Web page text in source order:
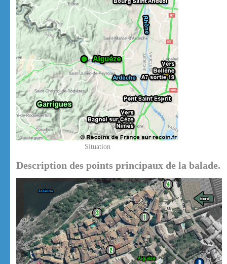
Situation
Description des points principaux de la balade.